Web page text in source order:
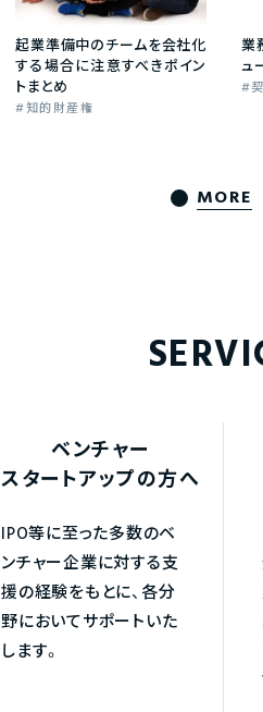
起業準備中のチームを会社化
する場合に注意すべきポイン
トまとめ
知的財産権
業
ュ
MORE
ベンチャー
スタートアップの方へ
IPO等に至った多数のベ
ンチャー企業に対する支
援の経験をもとに、各分
野においてサポートいた
します。